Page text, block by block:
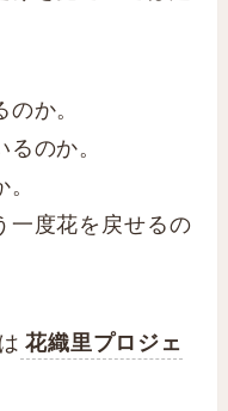
か。
のか。
一度花を戻せるの
花織里プロジェ